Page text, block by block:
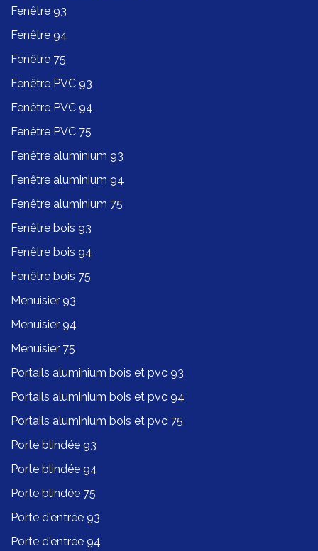
Fenêtre 93
Fenêtre 94
Fenêtre 75
Fenêtre PVC 93
Fenêtre PVC 94
Fenêtre PVC 75
Fenêtre aluminium 93
Fenêtre aluminium 94
Fenêtre aluminium 75
Fenêtre bois 93
Fenêtre bois 94
Fenêtre bois 75
Menuisier 93
Menuisier 94
Menuisier 75
Portails aluminium bois et pvc 93
Portails aluminium bois et pvc 94
Portails aluminium bois et pvc 75
Porte blindée 93
Porte blindée 94
Porte blindée 75
Porte d'entrée 93
Porte d'entrée 94